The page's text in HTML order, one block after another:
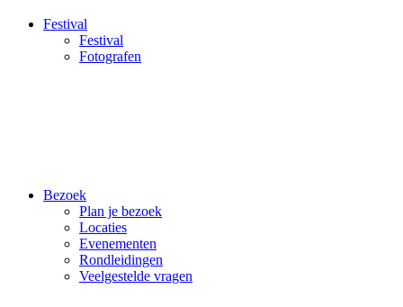
Festival
Festival
Fotografen
Bezoek
Plan je bezoek
Locaties
Evenementen
Rondleidingen
Veelgestelde vragen